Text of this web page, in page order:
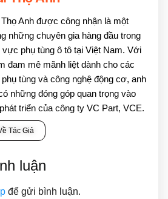
Thọ Anh được công nhận là một
những chuyên gia hàng đầu trong
vực phụ tùng ô tô tại Việt Nam. Với
đam mê mãnh liệt dành cho các
phụ tùng và công nghệ động cơ, anh
những đóng góp quan trọng vào
triển của công ty VC Part, VCE.
Tác Giả
luận
để gửi bình luận.